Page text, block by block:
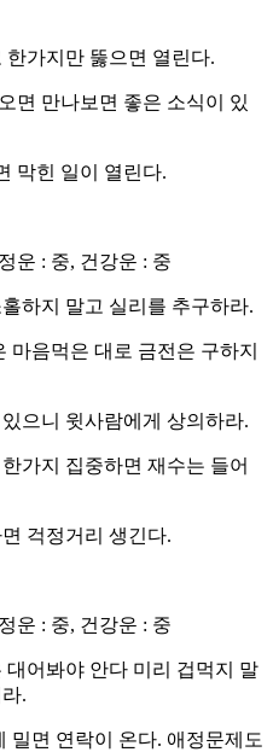
한가지만 뚫으면 열린다.
면 만나보면 좋은 소식이 있
막힌 일이 열린다.
운 : 중, 건강운 : 중
하지 말고 실리를 추구하라.
마음먹은 대로 금전은 구하지
으니 윗사람에게 상의하라.
가지 집중하면 재수는 들어
걱정거리 생긴다.
운 : 중, 건강운 : 중
대어봐야 안다 미리 겁먹지 말
.
밀면 연락이 온다. 애정문제도